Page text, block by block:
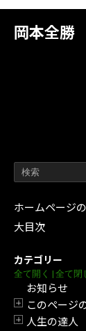
岡本全勝
ホームページ
大目次
カテゴリー
全て開く | 全て閉
お知らせ
開閉
このページ
開閉
人生の達人